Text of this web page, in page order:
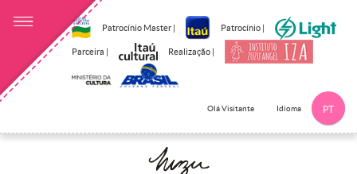
Patrocínio Master | Patrocínio |
Parceira | Realização |
Olá Visitante Idioma PT